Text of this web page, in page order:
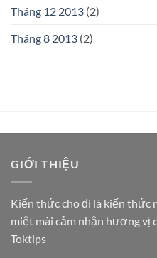
Tháng 12 2013 (2)
Tháng 8 2013 (2)
GIỚI THIỆU
Kiến thức cho đi là kiến thức
miệt mài cảm nhận hương vị
Toktips